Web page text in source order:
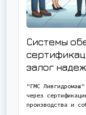
Системы
залог
"ГМС
через
производства и